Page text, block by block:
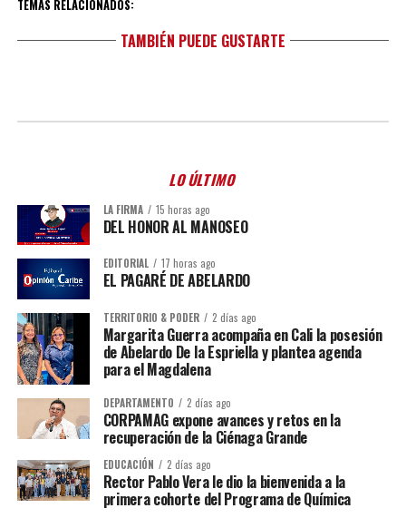
TEMAS RELACIONADOS:
TAMBIÉN PUEDE GUSTARTE
LO ÚLTIMO
LA FIRMA 15 horas ago
DEL HONOR AL MANOSEO
EDITORIAL 17 horas ago
EL PAGARÉ DE ABELARDO
TERRITORIO & PODER 2 días ago
Margarita Guerra acompaña en Cali la posesión
de Abelardo De la Espriella y plantea agenda
para el Magdalena
DEPARTAMENTO 2 días ago
CORPAMAG expone avances y retos en la
recuperación de la Ciénaga Grande
EDUCACIÓN 2 días ago
Rector Pablo Vera le dio la bienvenida a la
primera cohorte del Programa de Química